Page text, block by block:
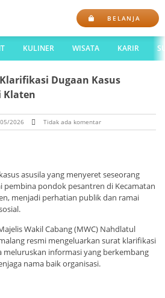
BELANJA
KULINER WISATA KARIR
Dugaan Kasus
Klaten
2026 Tidak ada komentar
asusila yang menyeret seseorang
pembina pondok pesantren di Kecamatan
menjadi perhatian publik dan ramai
Wakil Cabang (MWC) Nahdlatul
resmi mengeluarkan surat klarifikasi
meluruskan informasi yang berkembang
nama baik organisasi.